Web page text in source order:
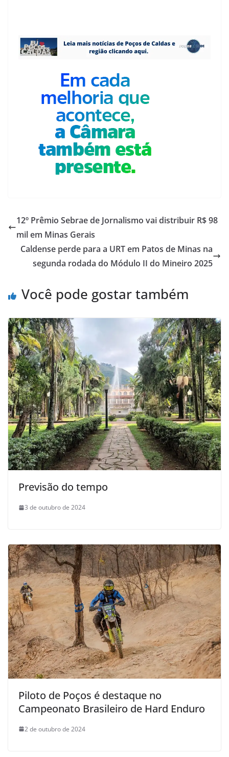
12º Prêmio Sebrae de Jornalismo vai distribuir R$ 98
mil em Minas Gerais
Caldense perde para a URT em Patos de Minas na
segunda rodada do Módulo II do Mineiro 2025
Você pode gostar também
Previsão do tempo
3 de outubro de 2024
Piloto de Poços é destaque no
Campeonato Brasileiro de Hard Enduro
2 de outubro de 2024